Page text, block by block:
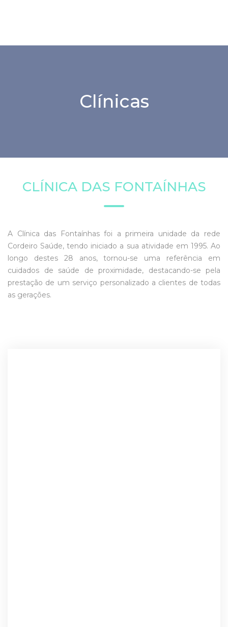
Clínicas
CLÍNICA DAS FONTAÍNHAS
A Clínica das Fontaínhas foi a primeira unidade da rede
Cordeiro Saúde, tendo iniciado a sua atividade em 1995. Ao
longo destes 28 anos, tornou-se uma referência em
cuidados de saúde de proximidade, destacando-se pela
prestação de um serviço personalizado a clientes de todas
as gerações.